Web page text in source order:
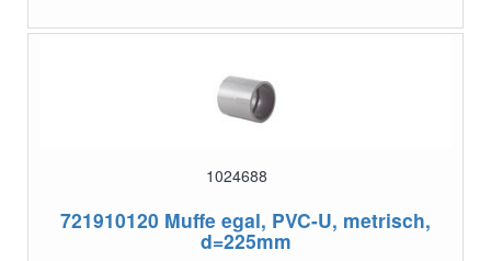
1024688
721910120 Muffe egal, PVC-U, metrisch,
d=225mm